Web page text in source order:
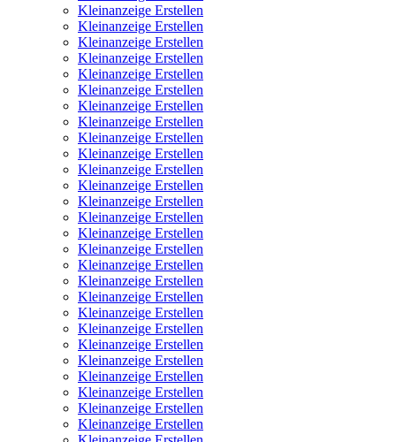
Kleinanzeige Erstellen
Kleinanzeige Erstellen
Kleinanzeige Erstellen
Kleinanzeige Erstellen
Kleinanzeige Erstellen
Kleinanzeige Erstellen
Kleinanzeige Erstellen
Kleinanzeige Erstellen
Kleinanzeige Erstellen
Kleinanzeige Erstellen
Kleinanzeige Erstellen
Kleinanzeige Erstellen
Kleinanzeige Erstellen
Kleinanzeige Erstellen
Kleinanzeige Erstellen
Kleinanzeige Erstellen
Kleinanzeige Erstellen
Kleinanzeige Erstellen
Kleinanzeige Erstellen
Kleinanzeige Erstellen
Kleinanzeige Erstellen
Kleinanzeige Erstellen
Kleinanzeige Erstellen
Kleinanzeige Erstellen
Kleinanzeige Erstellen
Kleinanzeige Erstellen
Kleinanzeige Erstellen